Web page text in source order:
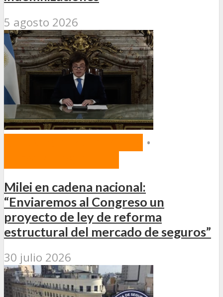
5 agosto 2026
•
Milei en cadena nacional:
“Enviaremos al Congreso un
proyecto de ley de reforma
estructural del mercado de seguros”
30 julio 2026